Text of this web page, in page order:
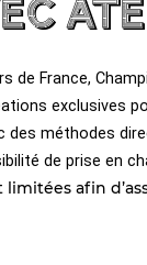
de France,
exclusives
des méthodes
de prise en
afin